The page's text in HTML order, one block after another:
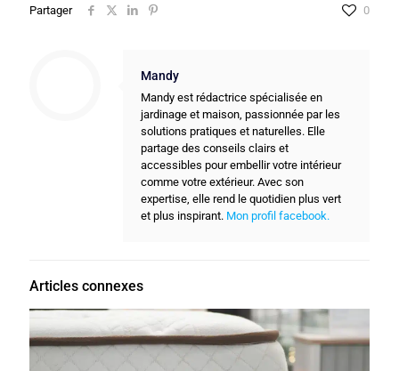
Partager 0
Mandy
Mandy est rédactrice spécialisée en
jardinage et maison, passionnée par les
solutions pratiques et naturelles. Elle
partage des conseils clairs et
accessibles pour embellir votre intérieur
comme votre extérieur. Avec son
expertise, elle rend le quotidien plus vert
et plus inspirant. Mon profil facebook.
Articles connexes